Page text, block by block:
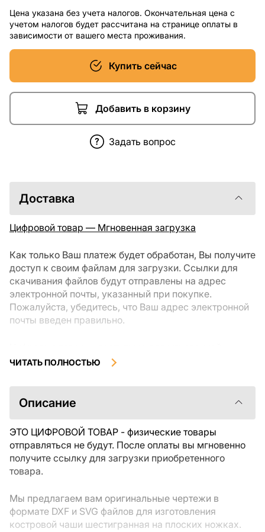
Цена указана без учета налогов. Окончательная цена с
учетом налогов будет рассчитана на странице оплаты в
зависимости от вашего места проживания.
Купить сейчас
Добавить в корзину
Задать вопрос
Доставка
Цифровой товар — Мгновенная загрузка
Как только Ваш платеж будет обработан, Вы получите
доступ к своим файлам для загрузки. Ссылки для
скачивания файлов будут отправлены на адрес
электронной почты, указанный при покупке.
Пожалуйста, убедитесь, что Ваш адрес электронной
почты введен правильно.
загрузки, не подлежат возврату или обмену после их
ознакомиться с описанием товара и задать все
интересующие Вас вопросы перед покупкой. Если у
свяжитесь с продавцом напрямую.
ЧИТАТЬ ПОЛНОСТЬЮ
Описание
ЭТО ЦИФРОВОЙ ТОВАР - физические товары
отправляться не будут. После оплаты вы мгновенно
получите ссылку для загрузки приобретенного
товара.
Мы предлагаем вам оригинальные чертежи в
формате DXF и SVG файлов для изготовления
костровой чаши шестигранная на плоских ножках.